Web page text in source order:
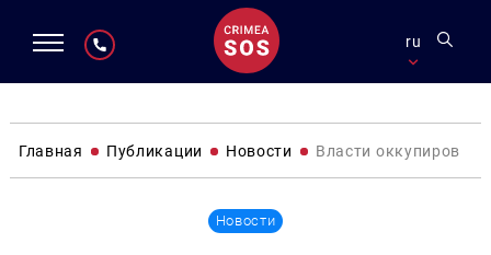
ru
Главная Публикации Новости Власти
Новости